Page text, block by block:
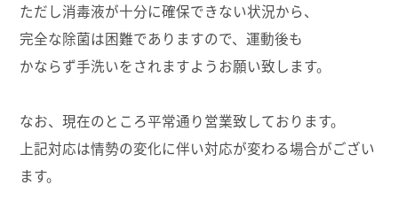
ただし消毒液が十分に確保できない状況から、
完全な除菌は困難でありますので、運動後も
かならず手洗いをされますようお願い致します。
なお、現在のところ平常通り営業致しております。
上記対応は情勢の変化に伴い対応が変わる場合がござい
ます。